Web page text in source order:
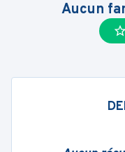
Aucun